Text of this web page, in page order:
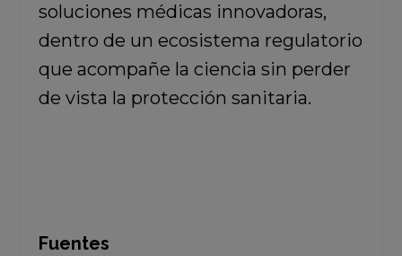
soluciones médicas innovadoras,
dentro de un ecosistema regulatorio
que acompañe la ciencia sin perder
de vista la protección sanitaria.
Fuentes